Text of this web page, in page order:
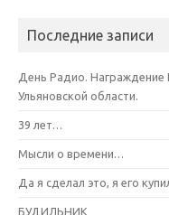
Последние записи
День Радио. Награждение
Ульяновской области.
39 лет…
Мысли о времени…
Да я сделал это, я его
БУДИЛЬНИК